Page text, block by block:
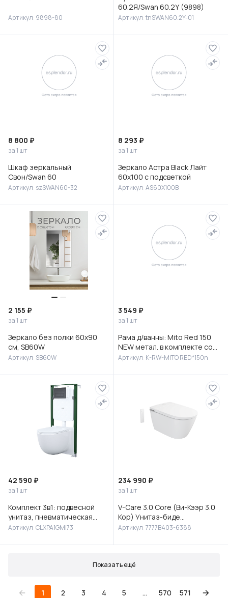
Артикул: 9898-80
60.2Я/Swan 60.2Y (9898)
Артикул: tnSWAN60.2Y-01
8 800 ₽
за 1 шт
Шкаф зеркальный
Свон/Swan 60
Артикул: szSWAN60-32
8 293 ₽
за 1 шт
Зеркало Астра Black Лайт
60х100 с подсветкой
Артикул: AS60X100B
2 155 ₽
за 1 шт
Зеркало без полки 60х90
см, SB60W
Артикул: SB60W
3 549 ₽
за 1 шт
Рама д/ванны: Mito Red 150
NEW метал. в комплекте со
сборочным пакетом, Сорт1
Артикул: K-RW-MITO RED*150n
42 590 ₽
за 1 шт
Комплект 3в1: подвесной
унитаз, пневматическая
инсталляция и клавиша
IDD
Артикул: CLXPA1GMi73
234 990 ₽
за 1 шт
V-Care 3.0 Core (Ви-Кээр 3.0
Кор) Унитаз-биде
подвесной, 7777B403-6388
Артикул: 7777B403-6388
Показать ещё
1 2 3 4 5 ... 570 571